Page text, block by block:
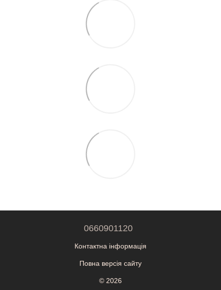
0660901120
Контактна інформація
Повна версія сайту
© 2026